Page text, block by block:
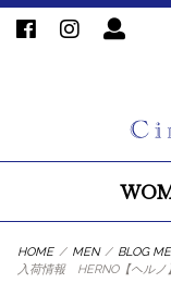
HOME / MEN / BLOG
入荷情報 HERNO【ヘルノ